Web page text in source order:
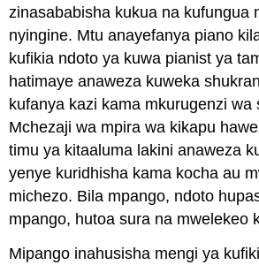
zinasababisha kukua na kufungua
nyingine. Mtu anayefanya piano
kufikia ndoto ya kuwa pianist ya
hatimaye anaweza kuweka
kufanya kazi kama mkurugenzi wa
Mchezaji wa mpira wa kikapu
timu ya kitaaluma lakini anaweza
yenye kuridhisha kama kocha au
michezo. Bila mpango, ndoto
mpango, hutoa sura na mwelekeo
Mipango inahusisha mengi ya